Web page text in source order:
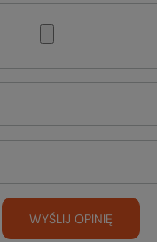
WYŚLIJ OPINIĘ